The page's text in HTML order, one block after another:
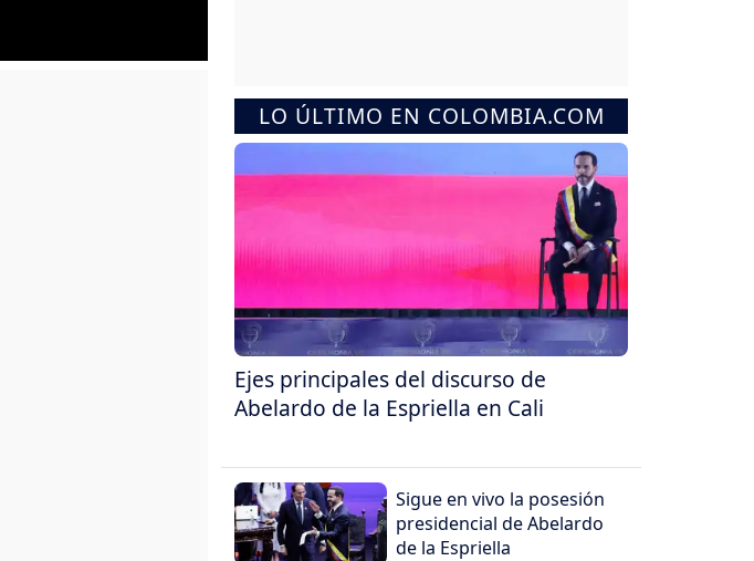
LO ÚLTIMO EN COLOMBIA.COM
Ejes principales del discurso de
Abelardo de la Espriella en Cali
Sigue en vivo la posesión
presidencial de Abelardo
de la Espriella